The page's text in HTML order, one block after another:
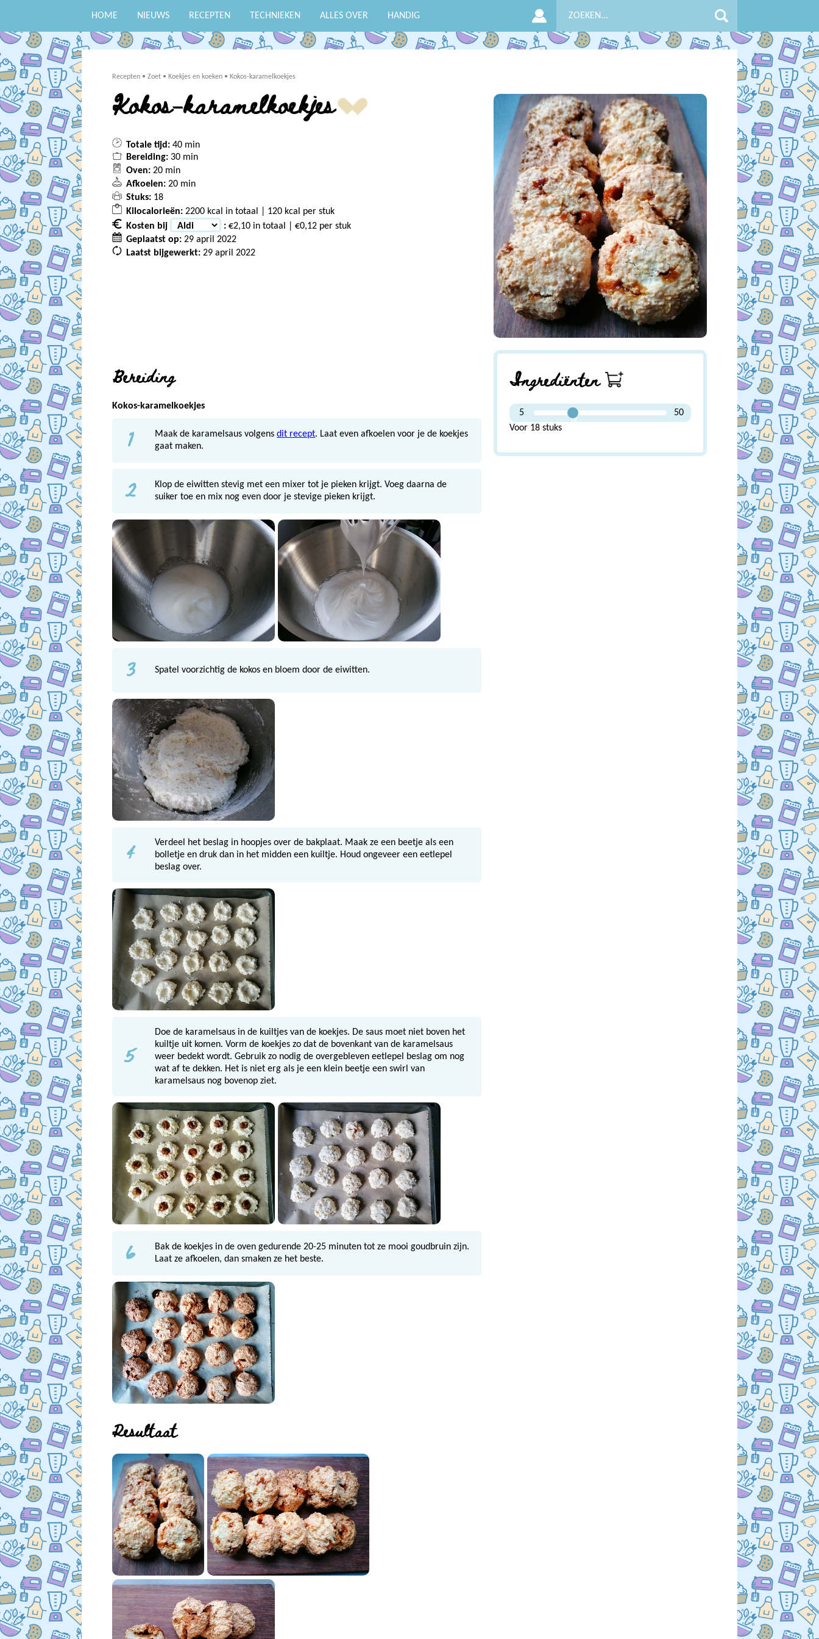
HOME NIEUWS RECEPTEN TECHNIEKEN ALLES OVER HANDIG
Recepten •Zoet • Koekjes en koeken • Kokos-karamelkoekjes
Kokos-karamelkoekjes
Totale tijd: 40 min
Bereiding: 30 min
Oven: 20 min
Afkoelen: 20 min
Stuks: 18
Kilocalorieën: 2200 kcal in totaal | 120 kcal per stuk
Kosten bij
: €2,10 in totaal | €0,12 per stuk
Geplaatst op: 29 april 2022
Laatst bijgewerkt: 29 april 2022
Ingrediënten
5
18
50
Voor 18 stuks
Bereiding
Kokos-karamelkoekjes
1 Maak de karamelsaus volgensdit recept. Laat even afkoelen voor je de koekjes
gaat maken.
2
Klop de eiwitten stevig met een mixer tot je pieken krijgt. Voeg daarna de
suiker toe en mix nog even door je stevige pieken krijgt.
3 Spatel voorzichtig de kokos en bloem door de eiwitten.
4
Verdeel het beslag in hoopjes over de bakplaat. Maak ze een beetje als een
bolletje en druk dan in het midden een kuiltje. Houd ongeveer een eetlepel
beslag over.
5
Doe de karamelsaus in de kuiltjes van de koekjes. De saus moet niet boven het
kuiltje uit komen. Vorm de koekjes zo dat de bovenkant van de karamelsaus
weer bedekt wordt. Gebruik zo nodig de overgebleven eetlepel beslag om nog
wat af te dekken. Het is niet erg als je een klein beetje een swirl van
karamelsaus nog bovenop ziet.
6
Bak de koekjes in de oven gedurende 20-25 minuten tot ze mooi goudbruin zijn.
Laat ze afkoelen, dan smaken ze het beste.
Resultaat